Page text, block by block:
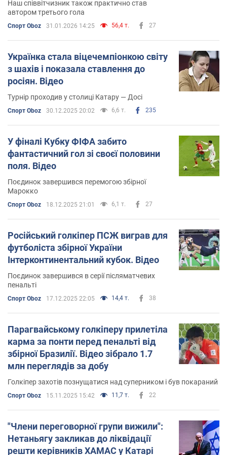
Наш співвітчизник також практично став
автором третього гола
Спорт Oboz 31.01.2026 14:25 56,4 т. 27
Українка стала віцечемпіонкою світу
з шахів і показала ставлення до
росіян. Відео
Турнір проходив у столиці Катару — Досі
Спорт Oboz 30.12.2025 20:02 6,6 т. 235
У фіналі Кубку ФІФА забито
фантастичний гол зі своєї половини
поля. Відео
Поєдинок завершився перемогою збірної
Марокко
Спорт Oboz 18.12.2025 21:01 6,1 т. 27
Російський голкіпер ПСЖ виграв для
футболіста збірної України
Інтерконтинентальний кубок. Відео
Поєдинок завершився в серії післяматчевих
пенальті
Спорт Oboz 17.12.2025 22:05 14,4 т. 38
Парагвайському голкіперу прилетіла
карма за понти перед пенальті від
збірної Бразилії. Відео зібрало 1.7
млн переглядів за добу
Голкіпер захотів познущатися над суперником і був покараний
Спорт Oboz 15.11.2025 15:42 11,7 т. 22
"Члени переговорної групи вижили":
Нетаньягу закликав до ліквідації
решти керівників ХАМАС у Катарі